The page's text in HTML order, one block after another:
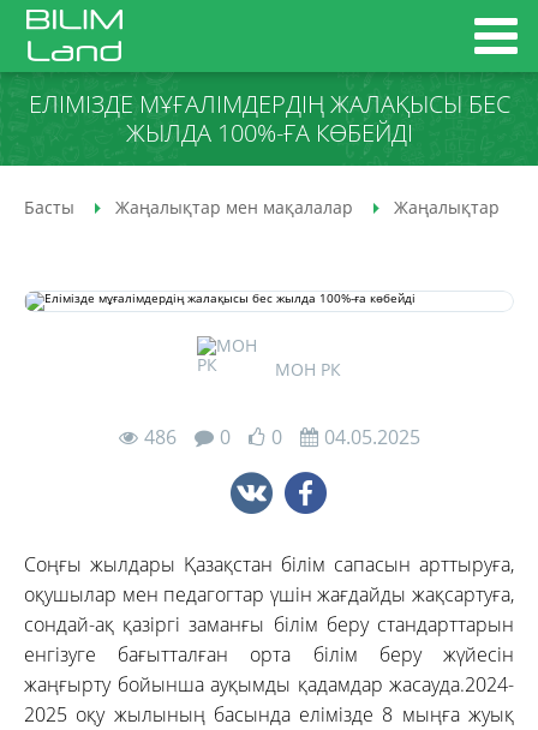
ЕЛІМІЗДЕ МҰҒАЛІМДЕРДІҢ ЖАЛАҚЫСЫ БЕС
ЖЫЛДА 100%-ҒА КӨБЕЙДІ
Басты Жаңалықтар мен мақалалар Жаңалықтар
МОН РК
486 0 0 04.05.2025
Соңғы жылдары Қазақстан білім сапасын арттыруға,
оқушылар мен педагогтар үшін жағдайды жақсартуға,
сондай-ақ қазіргі заманғы білім беру стандарттарын
енгізуге бағытталған орта білім беру жүйесін
жаңғырту бойынша ауқымды қадамдар жасауда.2024-
2025 оқу жылының басында елімізде 8 мыңға жуық